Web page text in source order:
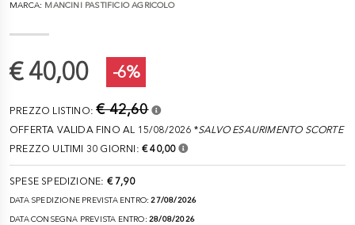
MARCA: MANCINI PASTIFICIO AGRICOLO
€ 40,00 -6%
PREZZO LISTINO:€ 42,60
OFFERTA VALIDA FINO AL 15/08/2026 *SALVO ESAURIMENTO SCORTE
PREZZO ULTIMI 30 GIORNI: € 40,00
SPESE SPEDIZIONE: € 7,90
DATA SPEDIZIONE PREVISTA ENTRO:27/08/2026
DATA CONSEGNA PREVISTA ENTRO: 28/08/2026